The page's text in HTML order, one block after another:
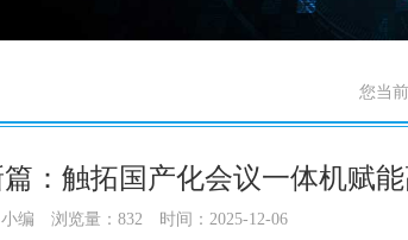
您当
：触拓国产化会议一体机赋
编 浏览量： 832 时间：2025-12-06